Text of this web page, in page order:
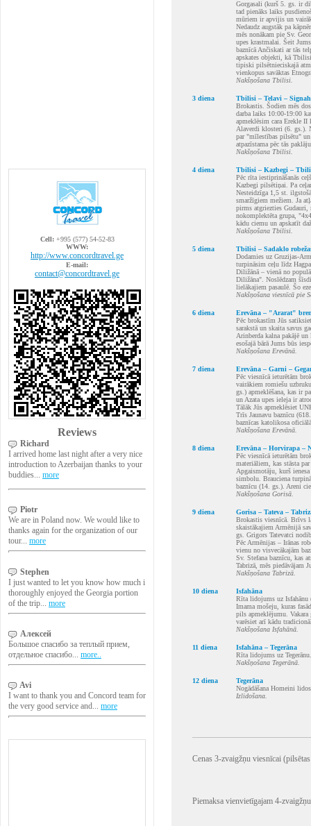
Cell:+995 (577) 54-52-83
WWW:
http://www.concordtravel.ge
E-mail:
contact@concordtravel.ge
Reviews
Richard
I arrived home last night after a very nice
introduction to Azerbaijan thanks to your
buddies... more
Piotr
We are in Poland now. We would like to
thanks again for the organization of our
tour... more
Stephen
I just wanted to let you know how much i
thoroughly enjoyed the Georgia portion
of the trip... more
Алексей
Большое спасибо за теплый прием,
отдельное спасибо... more..
Avi
I want to thank you and Concord team for
the very good service and... more
Gorgasali (kurš 5. gs. ir
tad pienāks laiks
mūriem ir apvijis un
Nedaudz augstāk pa
mēs nonākam pie Sv.
upes krastmalai. Šeit
baznīcā Ančiskati ar tās
apskates objekti, kā
tipiski pilsētnieciskajā
vienkopus savāktas
Nakšņošana Tbilisi.
3 diena
Tbilisi – Telavi –
Brokastis. Šodien mēs
darba laiks 10:00-19:00
apmeklēsim cara Erekle II
Alaverdi klosteri (6. gs.).
par "mīlestības pilsētu"
atpazīstama pēc tās
Nakšņošana Tbilisi.
4 diena
Tbilisi – Kazbegi –
Pēc rīta iestiprināšanās
Kazbegi pilsētiņai. Pa
Nesteidzīga 1,5 st.
smaržīgiem mežiem. Ja
pirms atgriezties
nokomplektēta grupa,
kādu ciemu un apskatīt
Nakšņošana Tbilisi.
5 diena
Tbilisi – Sadaklo
Dodamies uz Gruzijas-
turpināsim ceļu līdz
Diližānā – vienā no
Diližāna". Noslēdzam
lielākajiem pasaulē. Šo
Nakšņošana viesnīcā pie
6 diena
Erevāna – "Ararat"
Pēc brokastīm Jūs
sarakstā un skaita savus
Arinberda kalna pakājē
esošajā bārā Jums būs
Nakšņošana Erevānā.
7 diena
Erevāna – Garni –
Pēc viesnīcā ieturētām
vairākiem romiešu
gs.) apmeklēšana, kas ir
un Azata upes ieleja ir
Tālāk Jūs apmeklēsiet
Trīs Jaunavu baznīcu
baznīcas katolikosa
Nakšņošana Erevānā.
8 diena
Erevāna – Horvirapa –
Pēc viesnīcā ieturētām
materiāliem, kas stāsta
Apgaismotāju, kurš
simbolu. Brauciena
baznīcu (14. gs.). Areni
Nakšņošana Gorisā.
9 diena
Gorisa – Tateva –
Brokastis viesnīcā. Brīvs
skaistākajiem Armēnijā
gs. Grigors Tatevatci
Pēc Armēnijas – Irānas
vienu no visvecākajām
Sv. Stefana baznīcu, kas
Tabrizā, mēs piedāvājam
Nakšņošana Tabrizā.
10 diena
Isfahāna
Rīta lidojums uz Isfahānu
Imama mošeju, kuras
pils apmeklējumu.
varēsiet arī kādu
Nakšņošana Isfahānā.
11 diena
Isfahāna – Tegerāna
Rīta lidojums uz
Nakšņošana Tegerānā.
12 diena
Tegerāna
Nogādāšana Homeini
Izlidošana.
Cenas 3-zvaigžņu viesnīcai
Piemaksa vienvietīgajam 4-